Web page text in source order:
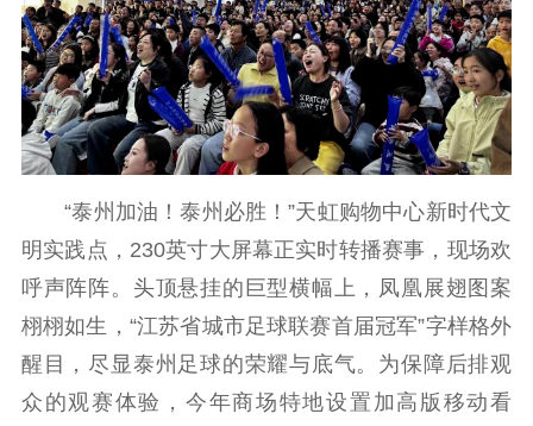
“泰州加油！泰州必胜！”天虹购物中心新时代文
明实践点，230英寸大屏幕正实时转播赛事，现场欢
呼声阵阵。头顶悬挂的巨型横幅上，凤凰展翅图案
栩栩如生，“江苏省城市足球联赛首届冠军”字样格外
醒目，尽显泰州足球的荣耀与底气。为保障后排观
众的观赛体验，今年商场特地设置加高版移动看